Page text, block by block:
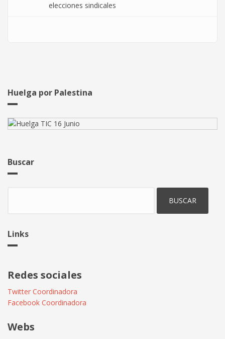
elecciones sindicales
Huelga por Palestina
Buscar
Links
Redes sociales
Twitter Coordinadora
Facebook Coordinadora
Webs